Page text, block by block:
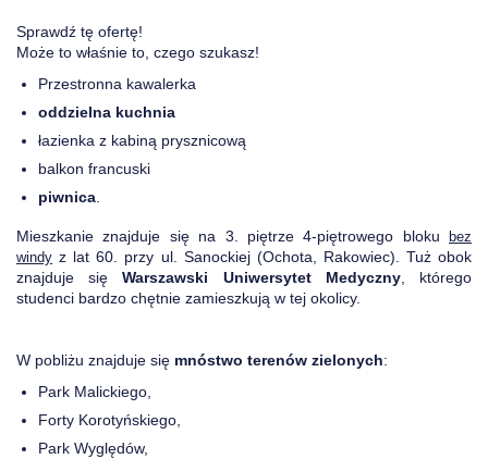
Sprawdź tę ofertę!
Może to właśnie to, czego szukasz!
Przestronna kawalerka
oddzielna kuchnia
łazienka z kabiną prysznicową
balkon francuski
piwnica
Mieszkanie znajduje się na 3. piętrze 4-piętrowego bloku
bez
windy z lat 60. przy ul. Sanockiej (Ochota, Rakowiec). Tuż obok
znajduje sięWarszawski Uniwersytet Medyczny, którego
studenci bardzo chętnie zamieszkują w tej okolicy.
W pobliżu znajduje się mnóstwo terenów zielonych:
Park Malickiego,
Forty Korotyńskiego,
Park Wyględów,